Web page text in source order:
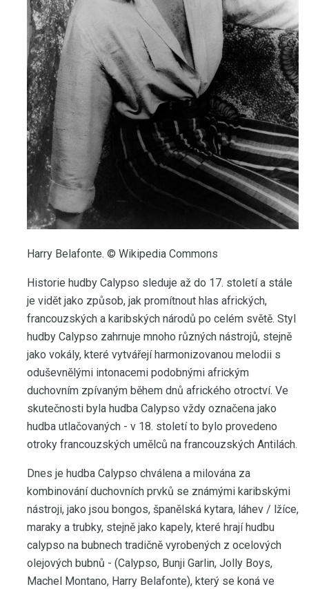
Harry Belafonte. © Wikipedia Commons
Historie hudby Calypso sleduje až do 17. století a stále
je vidět jako způsob, jak promítnout hlas afrických,
francouzských a karibských národů po celém světě. Styl
hudby Calypso zahrnuje mnoho různých nástrojů, stejně
jako vokály, které vytvářejí harmonizovanou melodii s
oduševnělými intonacemi podobnými africkým
duchovním zpívaným během dnů afrického otroctví. Ve
skutečnosti byla hudba Calypso vždy označena jako
hudba utlačovaných - v 18. století to bylo provedeno
otroky francouzských umělců na francouzských Antilách.
Dnes je hudba Calypso chválena a milována za
kombinování duchovních prvků se známými karibskými
nástroji, jako jsou bongos, španělská kytara, láhev / lžíce,
maraky a trubky, stejně jako kapely, které hrají hudbu
calypso na bubnech tradičně vyrobených z ocelových
olejových bubnů - (Calypso, Bunji Garlin, Jolly Boys,
Machel Montano, Harry Belafonte), který se koná ve